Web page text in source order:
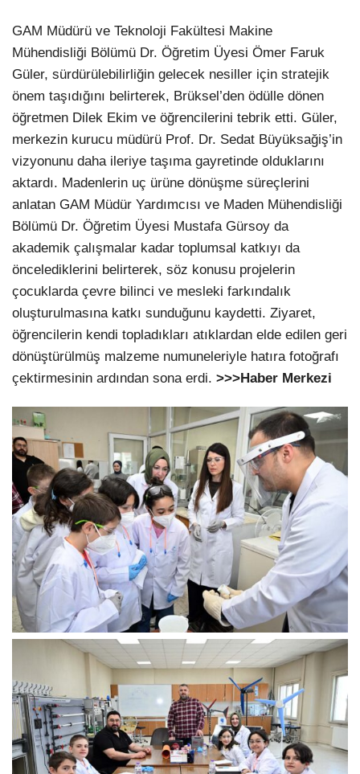
GAM Müdürü ve Teknoloji Fakültesi Makine
Mühendisliği Bölümü Dr. Öğretim Üyesi Ömer Faruk
Güler, sürdürülebilirliğin gelecek nesiller için stratejik
önem taşıdığını belirterek, Brüksel’den ödülle dönen
öğretmen Dilek Ekim ve öğrencilerini tebrik etti. Güler,
merkezin kurucu müdürü Prof. Dr. Sedat Büyüksağiş’in
vizyonunu daha ileriye taşıma gayretinde olduklarını
aktardı. Madenlerin uç ürüne dönüşme süreçlerini
anlatan GAM Müdür Yardımcısı ve Maden Mühendisliği
Bölümü Dr. Öğretim Üyesi Mustafa Gürsoy da
akademik çalışmalar kadar toplumsal katkıyı da
öncelediklerini belirterek, söz konusu projelerin
çocuklarda çevre bilinci ve mesleki farkındalık
oluşturulmasına katkı sunduğunu kaydetti. Ziyaret,
öğrencilerin kendi topladıkları atıklardan elde edilen geri
dönüştürülmüş malzeme numuneleriyle hatıra fotoğrafı
çektirmesinin ardından sona erdi. >>>Haber Merkezi